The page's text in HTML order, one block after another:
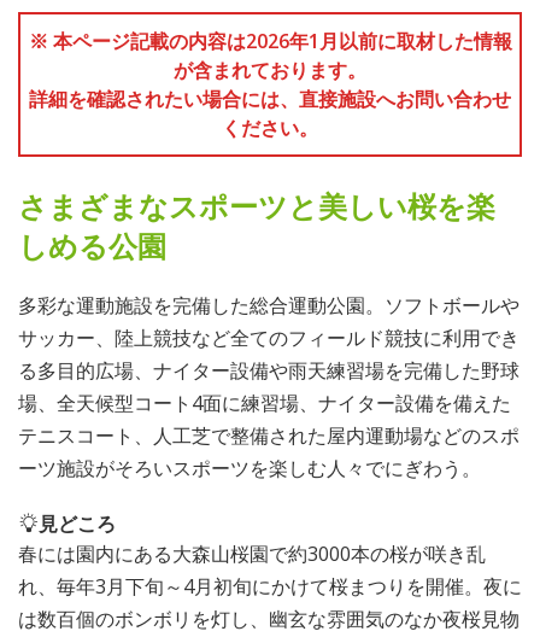
※ 本ページ記載の内容は2026年1月以前に取材した情報
が含まれております。
詳細を確認されたい場合には、直接施設へお問い合わせ
ください。
さまざまなスポーツと美しい桜を楽
しめる公園
多彩な運動施設を完備した総合運動公園。ソフトボールや
サッカー、陸上競技など全てのフィールド競技に利用でき
る多目的広場、ナイター設備や雨天練習場を完備した野球
場、全天候型コート4面に練習場、ナイター設備を備えた
テニスコート、人工芝で整備された屋内運動場などのスポ
ーツ施設がそろいスポーツを楽しむ人々でにぎわう。
見どころ
春には園内にある大森山桜園で約3000本の桜が咲き乱
れ、毎年3月下旬～4月初旬にかけて桜まつりを開催。夜に
は数百個のボンボリを灯し、幽玄な雰囲気のなか夜桜見物